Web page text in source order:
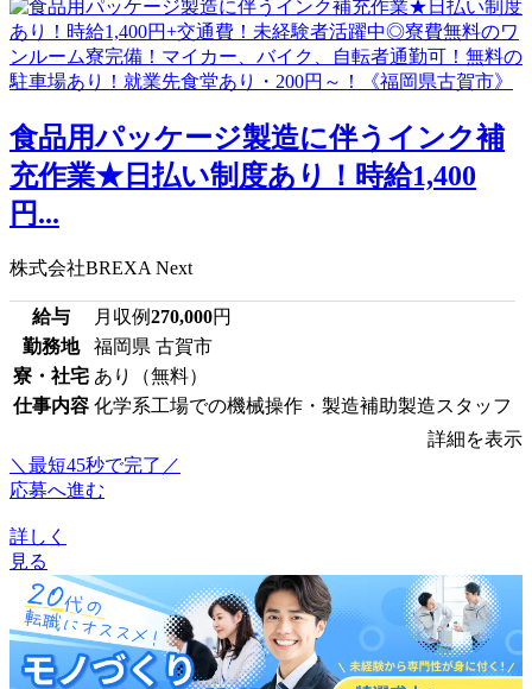
食品用パッケージ製造に伴うインク補
充作業★日払い制度あり！時給1,400
円...
株式会社BREXA Next
給与 月収例270,000円
勤務地
福岡県 古賀市
寮・社宅 あり（無料）
仕事内容 化学系工場での機械操作・製造補助製造スタッフ
詳細を表示
＼最短45秒で完了／
応募へ進む
詳しく
見る